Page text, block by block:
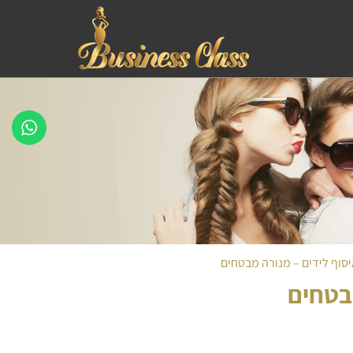
לידים – מנורה מבטחים